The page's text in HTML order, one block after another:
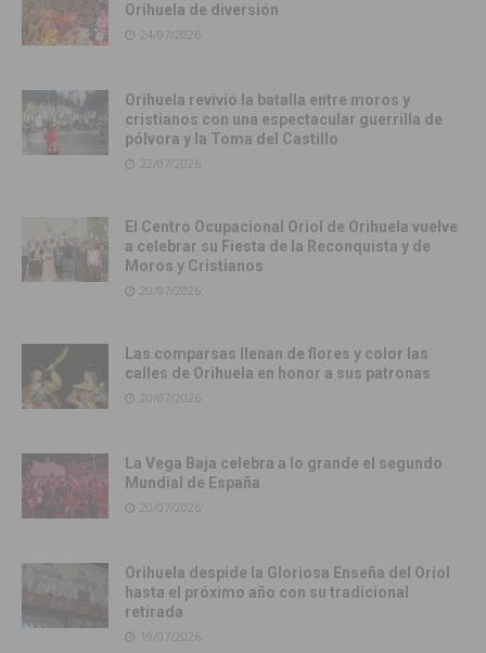
Orihuela de diversión
24/07/2026
Orihuela revivió la batalla entre moros y
cristianos con una espectacular guerrilla de
pólvora y la Toma del Castillo
22/07/2026
El Centro Ocupacional Oriol de Orihuela vuelve
a celebrar su Fiesta de la Reconquista y de
Moros y Cristianos
20/07/2026
Las comparsas llenan de flores y color las
calles de Orihuela en honor a sus patronas
20/07/2026
La Vega Baja celebra a lo grande el segundo
Mundial de España
20/07/2026
Orihuela despide la Gloriosa Enseña del Oriol
hasta el próximo año con su tradicional
retirada
19/07/2026